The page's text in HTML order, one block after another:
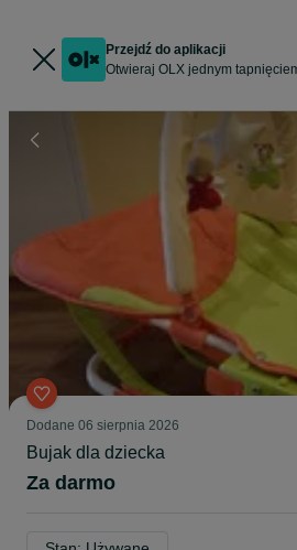
Przejdź do aplikacji
Otwieraj OLX jednym
Dodane 06 sierpnia 2026
Bujak dla dziecka
Za darmo